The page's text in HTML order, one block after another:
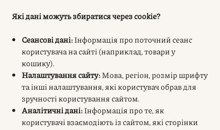
Які дані можуть збиратися через cookie?
Сеансові дані:Інформація про поточний сеанс
користувача на сайті (наприклад, товари у
кошику).
Налаштування сайту:Мова, регіон, розмір шрифту
та інші налаштування, які користувач обрав для
зручності користування сайтом.
Аналітичні дані:Інформація про те, як
користувачі взаємодіють із сайтом, які сторінки